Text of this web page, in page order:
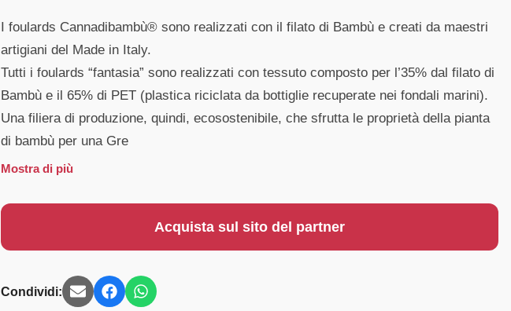
I foulards Cannadibambù® sono realizzati con il filato di Bambù e creati da maestri
artigiani del Made in Italy.
Tutti i foulards “fantasia” sono realizzati con tessuto composto per l’35% dal filato di
Bambù e il 65% di PET (plastica riciclata da bottiglie recuperate nei fondali marini).
Una filiera di produzione, quindi, ecosostenibile, che sfrutta le proprietà della pianta
di bambù per una Gre
Mostra di più
Acquista sul sito del partner
Condividi: